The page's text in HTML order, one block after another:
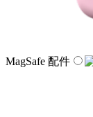
MagSafe 配件